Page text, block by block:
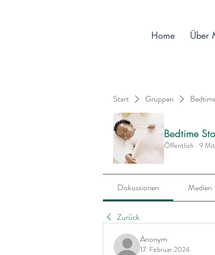
Start Gruppen
Bedtime
Öffentlich · 9
Diskussionen Medien
Zurück
Anonym
17. Februar 2024
Home Über